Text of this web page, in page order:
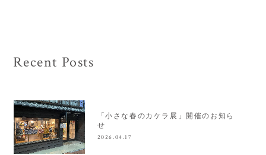
Recent Posts
「小さな春のカケラ展」開催のお知ら
せ
2026.04.17